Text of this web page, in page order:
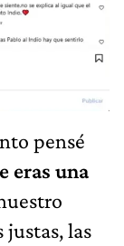
pensé
eras una
las